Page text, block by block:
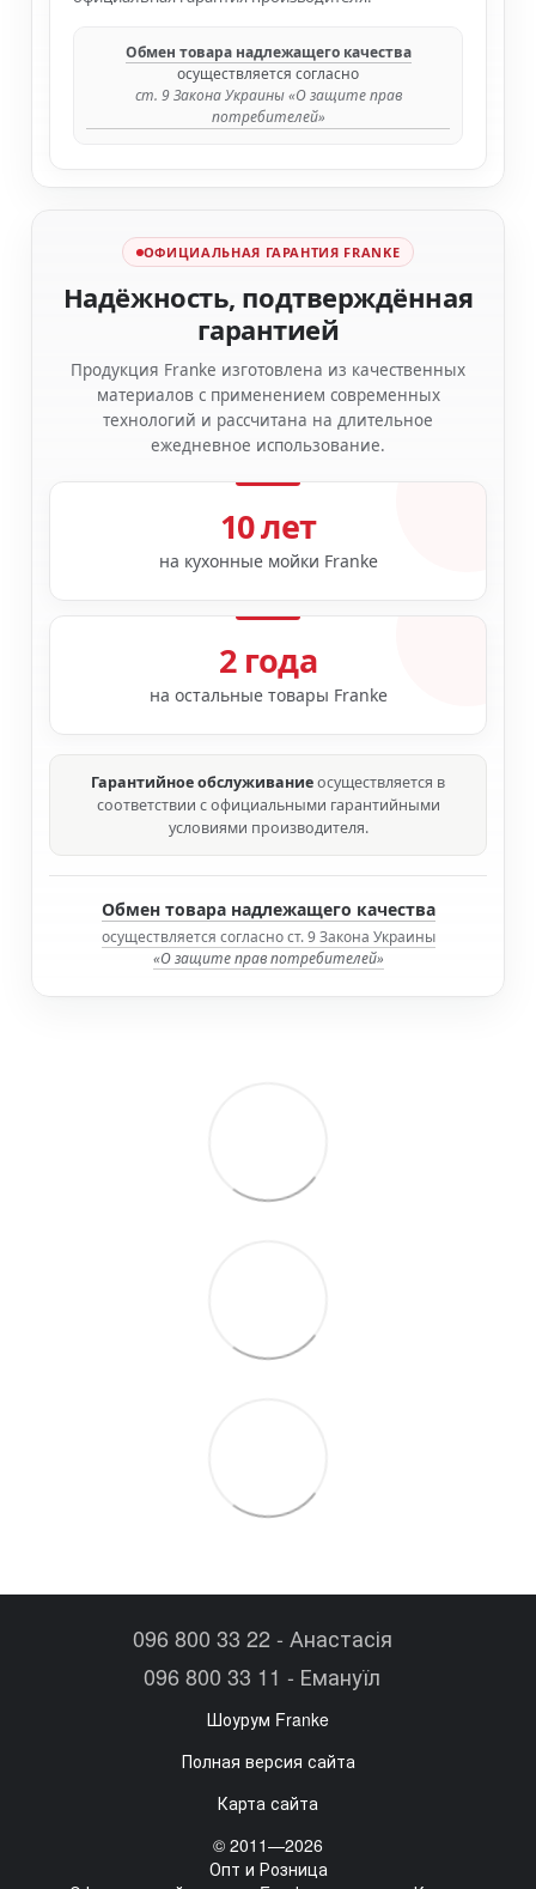
Обмен товара надлежащего качества
осуществляется согласно
ст. 9 Закона Украины «О защите прав
потребителей»
ОФИЦИАЛЬНАЯ ГАРАНТИЯ FRANKE
Надёжность, подтверждённая
гарантией
Продукция Franke изготовлена из качественных
материалов с применением современных
технологий и рассчитана на длительное
ежедневное использование.
10 лет
на кухонные мойки Franke
2 года
на остальные товары Franke
Гарантийное обслуживаниеосуществляется в
соответствии с официальными гарантийными
условиями производителя.
Обмен товара надлежащего качества
осуществляется согласно ст. 9 Закона Украины
«О защите прав потребителей»
096 800 33 22 - Анастасія
096 800 33 11 - Емануїл
Шоурум Franke
Полная версия сайта
Карта сайта
© 2011—2026
Опт и Розница